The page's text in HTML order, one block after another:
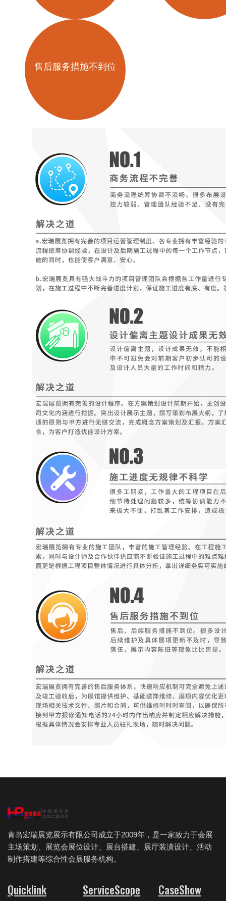
售后服务措施不到位
青岛宏瑞展览展示有限公司成立于2009年，是一家致力于会展
主场策划、展览会展位设计、展台搭建、展厅装潢设计、活动
制作搭建等综合性会展服务机构。
Quicklink ServiceScope CaseShow